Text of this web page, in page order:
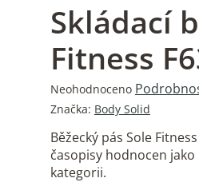
Skládací
Fitness
Průměrné
hodnocení
je
0,0
z
Neohodnoceno
Značka: Body Solid
Běžecký pás Sole
časopisy hodnocen
kategorii.